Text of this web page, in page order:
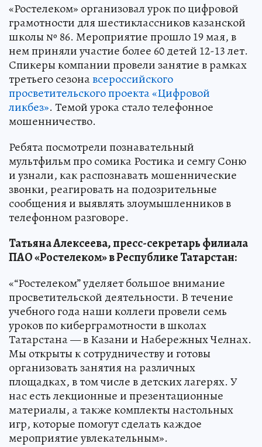
«Ростелеком» организовал урок по цифровой
грамотности для шестиклассников казанской
школы № 86. Мероприятие прошло 19 мая, в
нем приняли участие более 60 детей 12-13 лет.
Спикеры компании провели занятие в рамках
третьего сезонавсероссийского
просветительского проекта «Цифровой
ликбез». Темой урока стало телефонное
мошенничество.
Ребята посмотрели познавательный
мультфильм про сомика Ростика и семгу Соню
и узнали, как распознавать мошеннические
звонки, реагировать на подозрительные
сообщения и выявлять злоумышленников в
телефонном разговоре.
Татьяна Алексеева, пресс-секретарь филиала
ПАО «Ростелеком» в Республике Татарстан:
«“Ростелеком” уделяет большое внимание
просветительской деятельности. В течение
учебного года наши коллеги провели семь
уроков по киберграмотности в школах
Татарстана — в Казани и Набережных Челнах.
Мы открыты к сотрудничеству и готовы
организовать занятия на различных
площадках, в том числе в детских лагерях. У
нас есть лекционные и презентационные
материалы, а также комплекты настольных
игр, которые помогут сделать каждое
мероприятие увлекательным».